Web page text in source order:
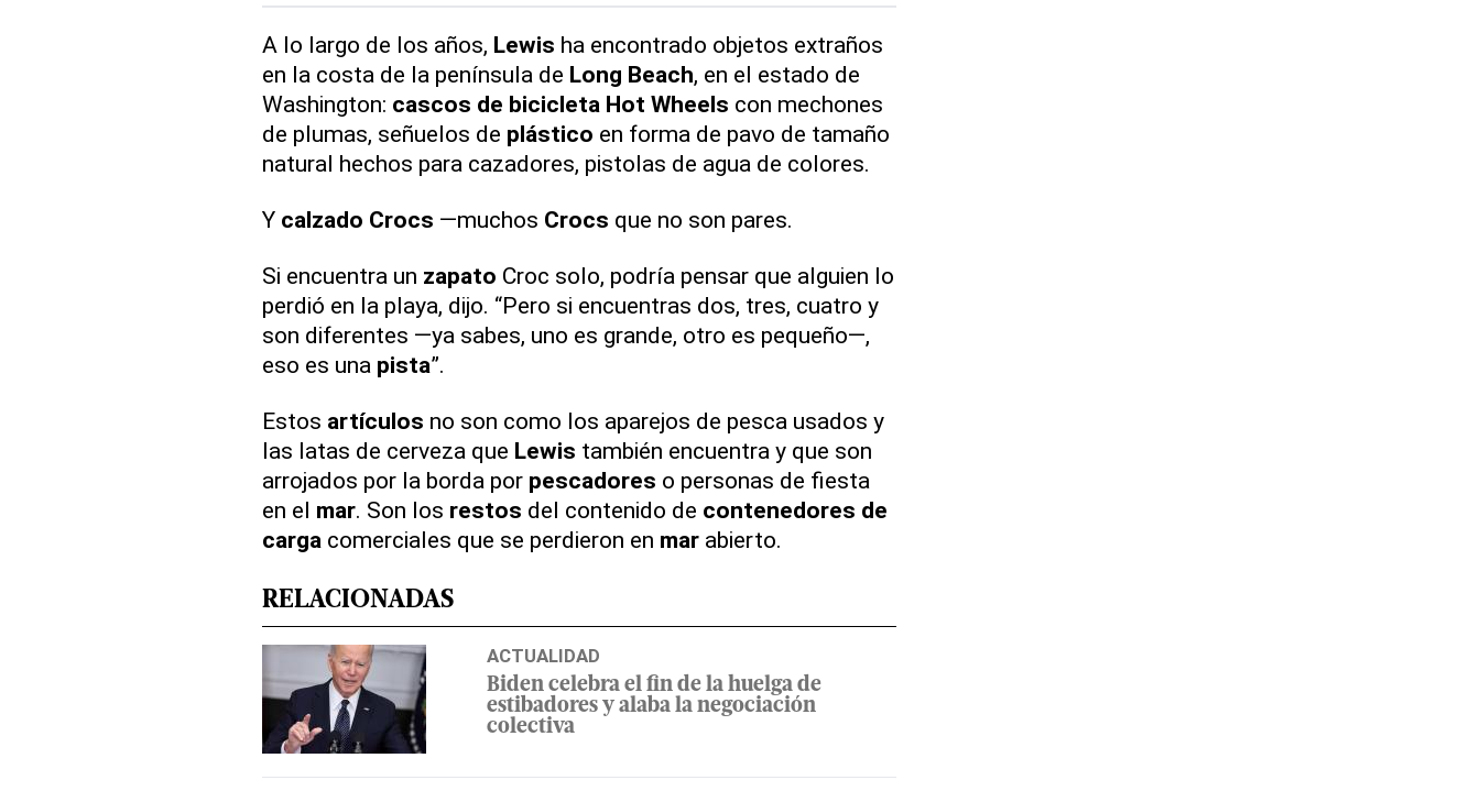
A lo largo de los años, Lewis ha encontrado objetos extraños
en la costa de la península de Long Beach, en el estado de
Washington: cascos de bicicleta Hot Wheels con mechones
de plumas, señuelos de plástico en forma de pavo de tamaño
natural hechos para cazadores, pistolas de agua de colores.
Y calzado Crocs —muchos Crocs que no son pares.
Si encuentra un zapato Croc solo, podría pensar que alguien lo
perdió en la playa, dijo. “Pero si encuentras dos, tres, cuatro y
son diferentes —ya sabes, uno es grande, otro es pequeño—,
eso es una pista”.
Estos artículos no son como los aparejos de pesca usados y
las latas de cerveza que Lewis también encuentra y que son
arrojados por la borda por pescadores o personas de fiesta
en el mar. Son los restos del contenido de contenedores de
cargacomerciales que se perdieron en marabierto.
RELACIONADAS
ACTUALIDAD
Biden celebra el fin de la huelga de
estibadores y alaba la negociación
colectiva